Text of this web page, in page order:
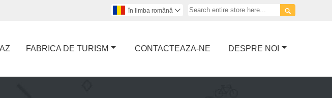

în limba română 
FABRICA DE TURISM CONTACTEAZA-NE DESPRE NOI